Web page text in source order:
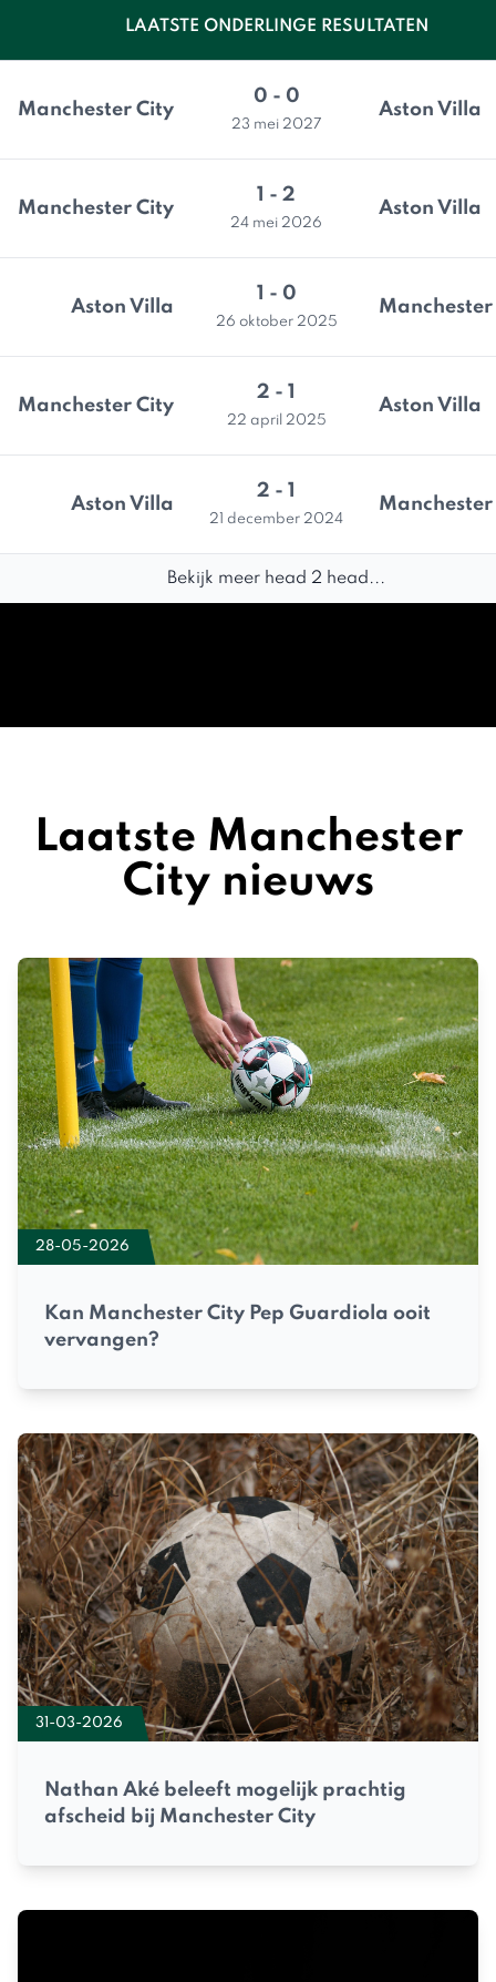
LAATSTE ONDERLINGE RESULTATEN
Manchester City
0 - 0
23 mei 2027
Aston Villa
Manchester City
1 - 2
24 mei 2026
Aston Villa
Aston Villa
1 - 0
26 oktober 2025
Manchester
Manchester City
2 - 1
22 april 2025
Aston Villa
Aston Villa
2 - 1
21 december 2024
Manchester
Bekijk meer head 2 head...
Laatste Manchester
City nieuws
28-05-2026
Kan Manchester City Pep Guardiola ooit
vervangen?
31-03-2026
Nathan Aké beleeft mogelijk prachtig
afscheid bij Manchester City